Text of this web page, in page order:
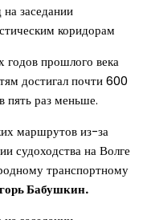
годов прошлого века
достигал почти 600
пять раз меньше.
маршрутов из-за
судоходства на Волге
транспортному
Бабушкин.